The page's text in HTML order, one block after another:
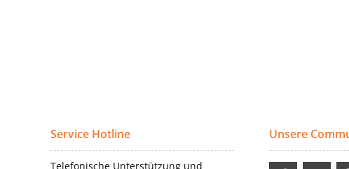
Service Hotline
Telefonische Unterstützung und
Unsere